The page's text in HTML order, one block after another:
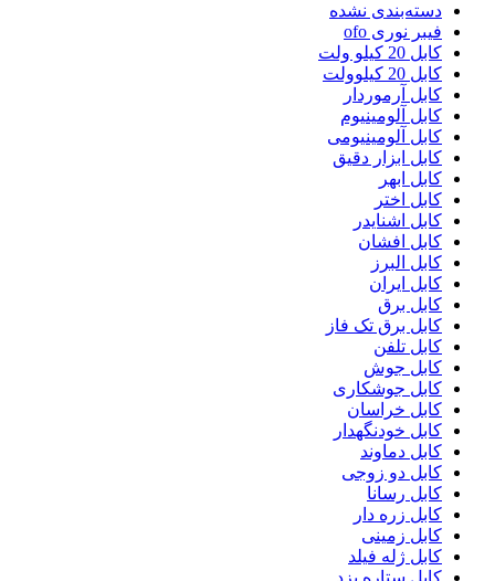
دسته‌بندی نشده
فیبر نوری ofo
کابل 20 کیلو ولت
کابل 20 کیلوولت
کابل آرموردار
کابل آلومینیوم
کابل آلومینیومی
کابل ابزار دقیق
کابل ابهر
کابل اختر
کابل اشنایدر
کابل افشان
کابل البرز
کابل ایران
کابل برق
کابل برق تک فاز
کابل تلفن
کابل جوش
کابل جوشکاری
کابل خراسان
کابل خودنگهدار
کابل دماوند
کابل دو زوجی
کابل رسانا
کابل زره دار
کابل زمینی
کابل ژله فیلد